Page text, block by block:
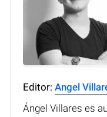
Editor: Angel
Ángel Villares es